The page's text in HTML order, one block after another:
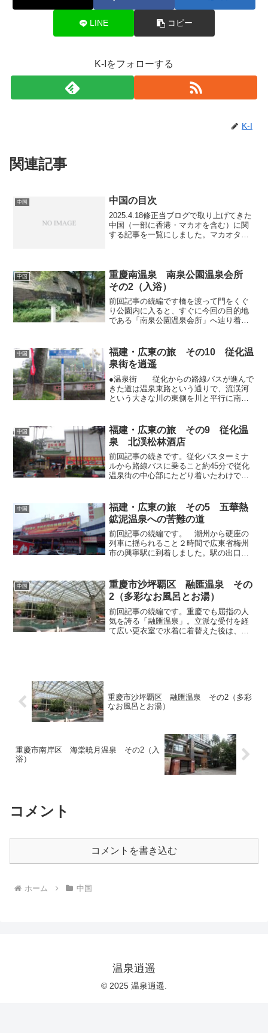
LINE コピー
K-Iをフォローする
K-I
関連記事
中国 中国の目次
2025.4.18修正当ブログで取り上げてきた
中国（一部に香港・マカオを含む）に関
する記事を一覧にしました。マカオタワ
ー 前編福建...
中国
重慶南温泉 南泉公園温泉会所
その2（入浴）
前回記事の続編です橋を渡って門をくぐ
り公園内に入ると、すぐに今回の目的地
である「南泉公園温泉会所」へ辿り着く
付小屋を想像していたのですが、そんな
愚慮を覆すほど綺麗で立...
中国
福建・広東の旅 その10 従化温
泉街を逍遥
●温泉街 従化からの路線バスが進んで
きた道は温泉東路という通りで、流渓河
という大きな川の東側を川と平行に南北
った「北渓松林酒店」も、老舗「広州温
泉賓館」のレセプション...
中国
福建・広東の旅 その9 従化温
泉 北渓松林酒店
前回記事の続きです。従化バスターミナ
ルから路線バスに乗ること約45分で従化
温泉街の中心部にたどり着いたわけです
を見つけなければなりません。バス停の
正面には、従化温泉を代...
中国
福建・広東の旅 その5 五華熱
鉱泥温泉への苦難の道
前回記事の続編です。 潮州から硬座の
列車に揺られること２時間で広東省梅州
市の興寧駅に到着しました。駅の出口で
行者とわかる私は彼らにとって格好の餌
食ですから、何度も追い払...
中国
重慶市沙坪覇区 融匯温泉 その
2（多彩なお風呂とお湯）
前回記事の続編です。重慶でも屈指の人
気を誇る「融匯温泉」。立派な受付を経
て広い更衣室で水着に着替えた後は、実
重慶市沙坪覇区 融匯温泉 その2（多彩
なお風呂とお湯）
重慶市南岸区 海棠暁月温泉 その2（入
浴）
コメント
コメントを書き込む
ホーム 中国
温泉逍遥
© 2025 温泉逍遥.